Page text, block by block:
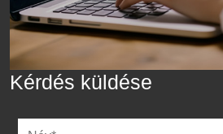
Kérdés küldése